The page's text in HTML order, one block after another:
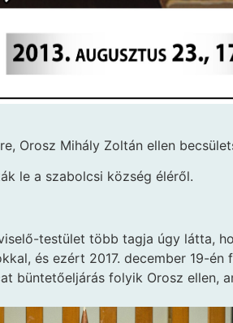
Orosz Mihály Zoltán ellen
le a szabolcsi község éléről.
testület több tagja úgy látta,
és ezért 2017. december 19-én
büntetőeljárás folyik Orosz ellen,